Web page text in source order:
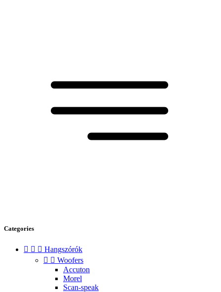
Categories
   Hangszórók
  Woofers
Accuton
Morel
Scan-speak